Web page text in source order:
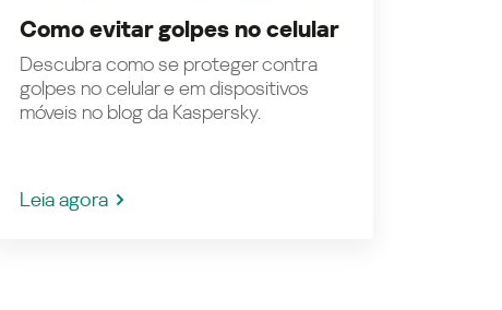
Como evitar golpes no celular
Descubra como se proteger contra
golpes no celular e em dispositivos
móveis no blog da Kaspersky.
Leia agora